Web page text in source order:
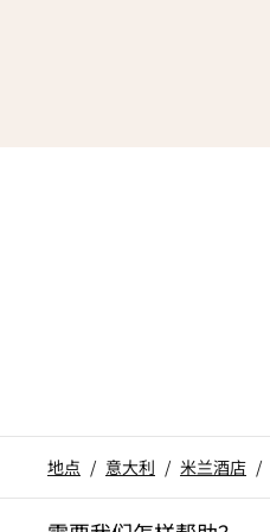
地点 / 意大利 / 米兰酒店 /